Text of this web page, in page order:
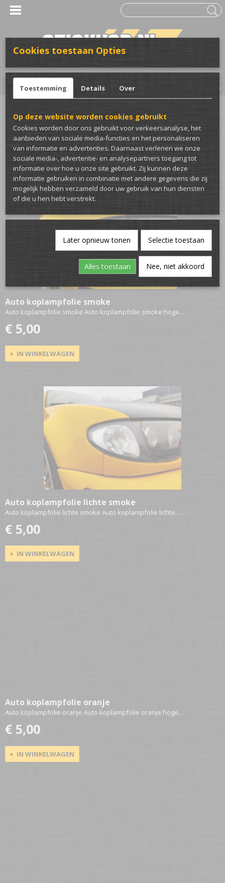
Inloggen Registreren
(0)
Home >Wrap & Bestickering>Koplampfolie
Sorteer op:
Auto koplampfolie smoke
Auto koplampfolie smoke Auto koplampfolie smoke hoge…
€ 5,00
IN WINKELWAGEN
Auto koplampfolie lichte smoke
Auto koplampfolie lichte smoke Auto koplampfolie lichte…
€ 5,00
IN WINKELWAGEN
Auto koplampfolie oranje
Auto koplampfolie oranje Auto koplampfolie oranje hoge…
€ 5,00
IN WINKELWAGEN
Cookies toestaan Opties
Toestemming Details Over
Op deze website worden cookies gebruikt
Cookies worden door ons gebruikt voor verkeersanalyse, het
aanbieden van sociale media-functies en het personaliseren
van informatie en advertenties. Daarnaast verlenen we onze
sociale media-, advertentie- en analysepartners toegang tot
informatie over hoe u onze site gebruikt. Zij kunnen deze
informatie gebruiken in combinatie met andere gegevens die zij
mogelijk hebben verzameld door uw gebruik van hun diensten
of die u hen hebt verstrekt.
Later opnieuw tonen Selectie toestaan
Alles toestaan Nee, niet akkoord